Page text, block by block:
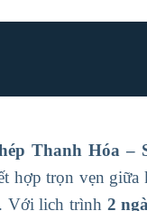
Thanh Hóa –
hợp trọn vẹn giữa
Với lịch trình 2